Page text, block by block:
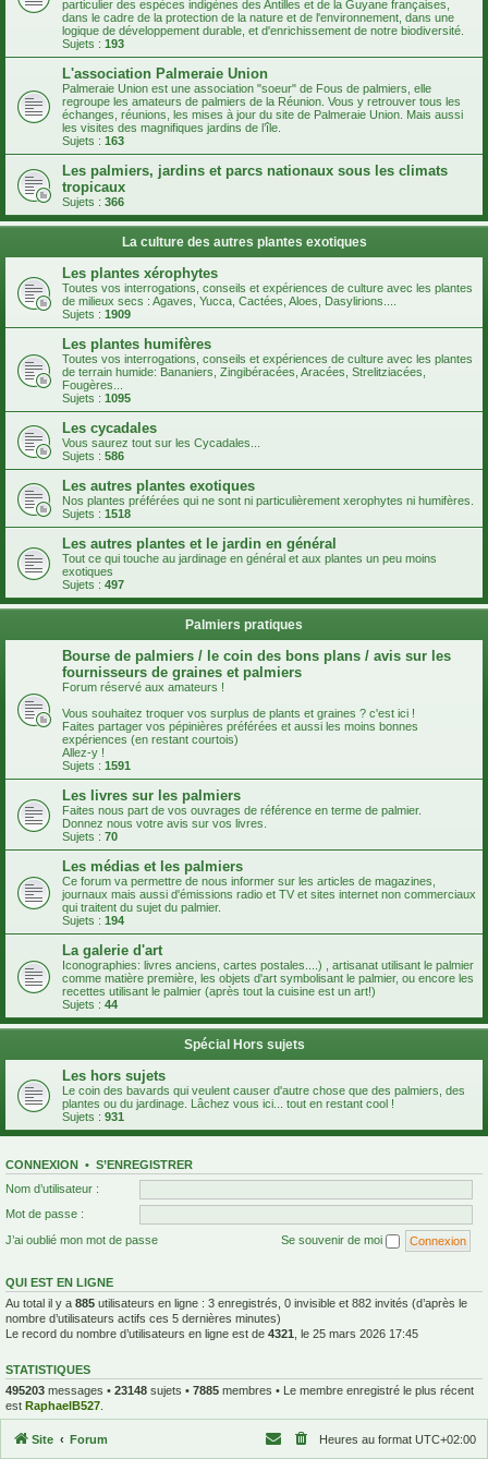
particulier des espèces indigènes des Antilles et de la Guyane françaises,
dans le cadre de la protection de la nature et de l'environnement, dans une
logique de développement durable, et d'enrichissement de notre biodiversité.
Sujets : 193
L'association Palmeraie Union
Palmeraie Union est une association "soeur" de Fous de palmiers, elle
regroupe les amateurs de palmiers de la Réunion. Vous y retrouver tous les
échanges, réunions, les mises à jour du site de Palmeraie Union. Mais aussi
les visites des magnifiques jardins de l’île.
Sujets : 163
Les palmiers, jardins et parcs nationaux sous les climats
tropicaux
Sujets : 366
La culture des autres plantes exotiques
Les plantes xérophytes
Toutes vos interrogations, conseils et expériences de culture avec les plantes
de milieux secs : Agaves, Yucca, Cactées, Aloes, Dasylirions....
Sujets : 1909
Les plantes humifères
Toutes vos interrogations, conseils et expériences de culture avec les plantes
de terrain humide: Bananiers, Zingibéracées, Aracées, Strelitziacées,
Fougères...
Sujets : 1095
Les cycadales
Vous saurez tout sur les Cycadales...
Sujets : 586
Les autres plantes exotiques
Nos plantes préférées qui ne sont ni particulièrement xerophytes ni humifères.
Sujets : 1518
Les autres plantes et le jardin en général
Tout ce qui touche au jardinage en général et aux plantes un peu moins
exotiques
Sujets : 497
Palmiers pratiques
Bourse de palmiers / le coin des bons plans / avis sur les
fournisseurs de graines et palmiers
Forum réservé aux amateurs !
Vous souhaitez troquer vos surplus de plants et graines ? c'est ici !
Faites partager vos pépinières préférées et aussi les moins bonnes
expériences (en restant courtois)
Allez-y !
Sujets : 1591
Les livres sur les palmiers
Faites nous part de vos ouvrages de référence en terme de palmier.
Donnez nous votre avis sur vos livres.
Sujets : 70
Les médias et les palmiers
Ce forum va permettre de nous informer sur les articles de magazines,
journaux mais aussi d'émissions radio et TV et sites internet non commerciaux
qui traitent du sujet du palmier.
Sujets : 194
La galerie d'art
Iconographies: livres anciens, cartes postales....) , artisanat utilisant le palmier
comme matière première, les objets d'art symbolisant le palmier, ou encore les
recettes utilisant le palmier (après tout la cuisine est un art!)
Sujets : 44
Spécial Hors sujets
Les hors sujets
Le coin des bavards qui veulent causer d'autre chose que des palmiers, des
plantes ou du jardinage. Lâchez vous ici... tout en restant cool !
Sujets : 931
CONNEXION • S’ENREGISTRER
Nom d’utilisateur :
Mot de passe :
J’ai oublié mon mot de passe
Se souvenir de moi
QUI EST EN LIGNE
Au total il y a 885 utilisateurs en ligne : 3 enregistrés, 0 invisible et 882 invités (d’après le
nombre d’utilisateurs actifs ces 5 dernières minutes)
Le record du nombre d’utilisateurs en ligne est de 4321 , le 25 mars 2026 17:45
STATISTIQUES
495203 messages • 23148 sujets • 7885 membres • Le membre enregistré le plus récent
est RaphaelB527
Site Forum Heures au format UTC+02:00